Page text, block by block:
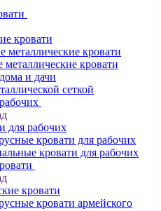
кровати
металлические кровати
кровати
и дачи
сеткой
для рабочих
кровати для рабочих
кровати для рабочих
кровати
кровати армейского